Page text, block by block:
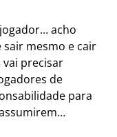
acho
mesmo e cair
precisar
de
para